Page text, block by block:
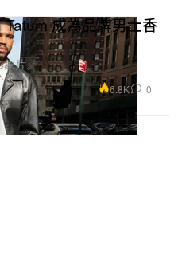
成為品牌男士香
象片。
6.8K 0